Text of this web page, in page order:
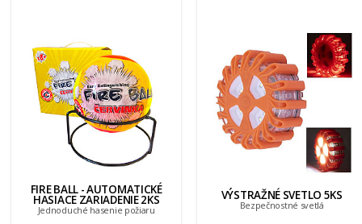
FIRE BALL - AUTOMATICKÉ
HASIACE ZARIADENIE 2KS
Jednoduché hasenie požiaru
VÝSTRAŽNÉ SVETLO 5KS
Bezpečnostné svetlá